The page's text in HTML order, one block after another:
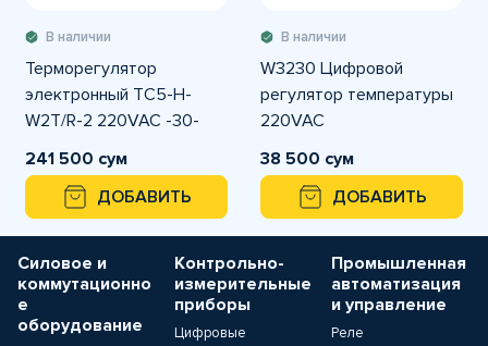
В наличии
Терморегулятор
электронный TС5-H-
W2T/R-2 220VAC -30-
1372C° размер 48x96
241 500 сум
ДОБАВИТЬ
В наличии
W3230 Цифровой
регулятор температуры
220VAC
38 500 сум
ДОБАВИТЬ
Силовое и
коммутационно
е
оборудование
Контрольно-
измерительные
приборы
Цифровые
Промышленная
автоматизация
и управление
Реле